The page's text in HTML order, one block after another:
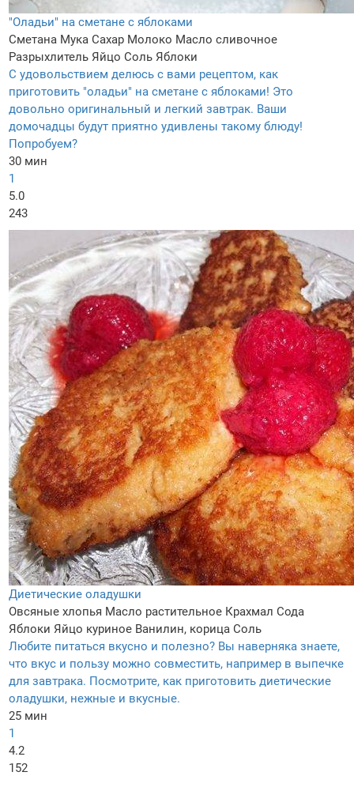
"Оладьи" на сметане с яблоками
Сметана Мука Сахар Молоко Масло сливочное
Разрыхлитель Яйцо Соль Яблоки
С удовольствием делюсь с вами рецептом, как
приготовить "оладьи" на сметане с яблоками! Это
довольно оригинальный и легкий завтрак. Ваши
домочадцы будут приятно удивлены такому блюду!
Попробуем?
30 мин
1
5.0
243
Диетические оладушки
Овсяные хлопья Масло растительное Крахмал Сода
Яблоки Яйцо куриное Ванилин, корица Соль
Любите питаться вкусно и полезно? Вы наверняка знаете,
что вкус и пользу можно совместить, например в выпечке
для завтрака. Посмотрите, как приготовить диетические
оладушки, нежные и вкусные.
25 мин
1
4.2
152